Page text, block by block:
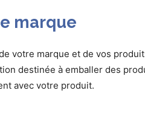
marque
votre marque et de vos
destinée à emballer des
avec votre produit.